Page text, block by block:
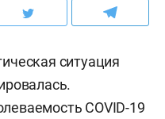
ситуация
COVID-19